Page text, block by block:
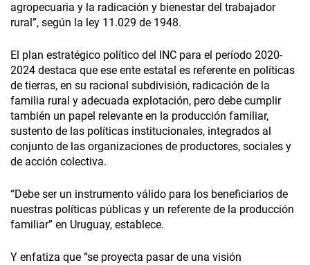
agropecuaria y la radicación y bienestar del trabajador
rural”, según la ley 11.029 de 1948.
El plan estratégico político del INC para el período 2020-
2024 destaca que ese ente estatal es referente en políticas
de tierras, en su racional subdivisión, radicación de la
familia rural y adecuada explotación, pero debe cumplir
también un papel relevante en la producción familiar,
sustento de las políticas institucionales, integrados al
conjunto de las organizaciones de productores, sociales y
de acción colectiva.
“Debe ser un instrumento válido para los beneficiarios de
nuestras políticas públicas y un referente de la producción
familiar” en Uruguay, establece.
Y enfatiza que “se proyecta pasar de una visión